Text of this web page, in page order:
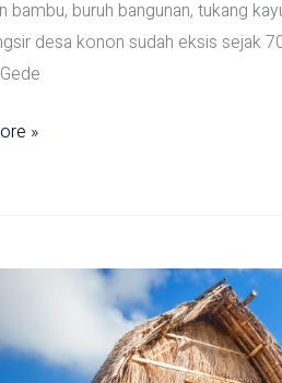
bambu, buruh bangunan, tukang
desa konon sudah eksis sejak
»